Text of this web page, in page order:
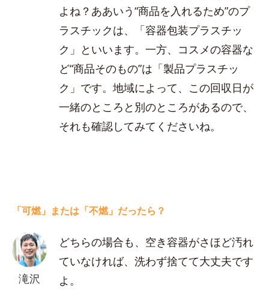
よね？ああいう“商品を入れるため”のプ
ラスチックは、「容器包装プラスチッ
ク」といいます。一方、コスメの容器な
ど“商品そのもの”は「製品プラスチッ
ク」です。地域によって、この回収日が
一緒のところと別のところがあるので、
それも確認してみてくださいね。
「可燃」または「不燃」だったら？
滝沢
どちらの場合も、空き容器がさほど汚れ
ていなければ、洗わず捨てて大丈夫です
よ。